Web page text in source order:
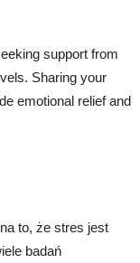
support from
Sharing your
emotional relief and
to, że stres jest
badań